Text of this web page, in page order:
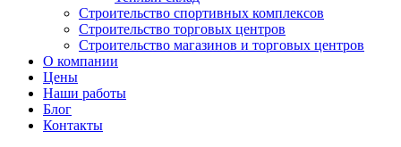
Строительство спортивных комплексов
Строительство торговых центров
Строительство магазинов и торговых центров
О компании
Цены
Наши работы
Блог
Контакты